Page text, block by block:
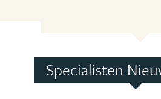
Specialisten